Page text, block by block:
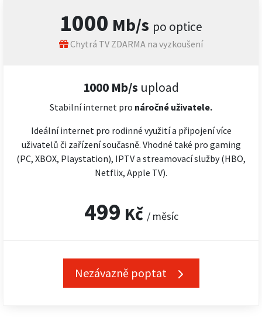
1000 Mb/s po optice
Chytrá TV ZDARMA na vyzkoušení
1000 Mb/s upload
Stabilní internet pro náročné uživatele.
Ideální internet pro rodinné využití a připojení více
uživatelů či zařízení současně. Vhodné také pro gaming
(PC, XBOX, Playstation), IPTV a streamovací služby (HBO,
Netflix, Apple TV).
499 Kč / měsíc
Nezávazně poptat